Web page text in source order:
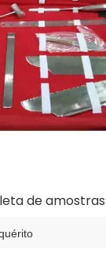
de
JBH-465
de amostras